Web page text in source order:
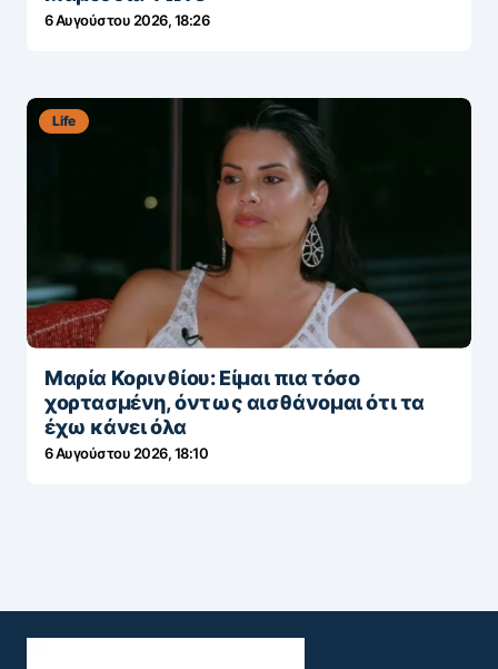
6 Αυγούστου 2026, 18:26
Life
Μαρία Κορινθίου: Είμαι πια τόσο
χορτασμένη, όντως αισθάνομαι ότι τα
έχω κάνει όλα
6 Αυγούστου 2026, 18:10